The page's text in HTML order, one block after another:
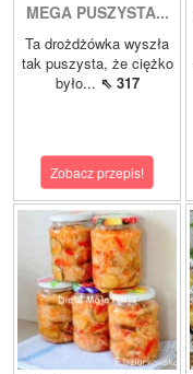
MEGA PUSZYSTA...
Ta drożdżówka wyszła
tak puszysta, że ciężko
było... ⇖ 317
Zobacz przepis!